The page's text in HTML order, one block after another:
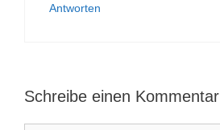
Antworten
Schreibe einen Kommentar